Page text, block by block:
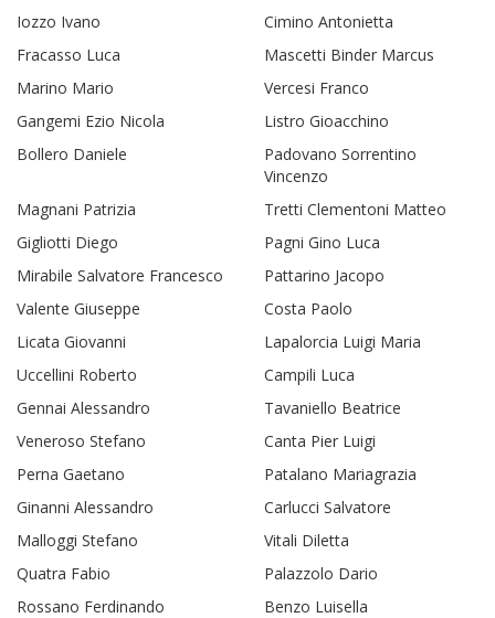
Iozzo Ivano
Cimino Antonietta
Fracasso Luca
Mascetti Binder Marcus
Marino Mario
Vercesi Franco
Gangemi Ezio Nicola
Listro Gioacchino
Bollero Daniele
Padovano Sorrentino
Vincenzo
Magnani Patrizia
Tretti Clementoni Matteo
Gigliotti Diego
Pagni Gino Luca
Mirabile Salvatore Francesco
Pattarino Jacopo
Valente Giuseppe
Costa Paolo
Licata Giovanni
Lapalorcia Luigi Maria
Uccellini Roberto
Campili Luca
Gennai Alessandro
Tavaniello Beatrice
Veneroso Stefano
Canta Pier Luigi
Perna Gaetano
Patalano Mariagrazia
Ginanni Alessandro
Carlucci Salvatore
Malloggi Stefano
Vitali Diletta
Quatra Fabio
Palazzolo Dario
Rossano Ferdinando
Benzo Luisella